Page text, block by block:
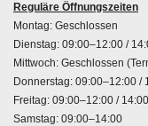
Reguläre Öffnungszeiten
Montag: Geschlossen
Dienstag: 09:00–12:00 /
Mittwoch: Geschlossen
Donnerstag: 09:00–12:00 /
Freitag: 09:00–12:00 /
Samstag: 09:00–14:00